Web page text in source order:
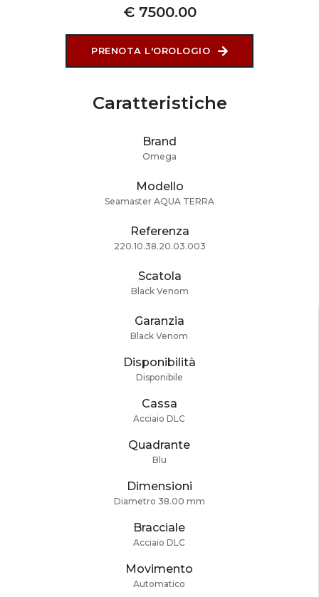
€ 7500.00
PRENOTA L'OROLOGIO
Caratteristiche
Brand
Omega
Modello
Seamaster AQUA TERRA
Referenza
220.10.38.20.03.003
Scatola
Black Venom
Garanzia
Black Venom
Disponibilità
Disponibile
Cassa
Acciaio DLC
Quadrante
Blu
Dimensioni
Diametro 38.00 mm
Bracciale
Acciaio DLC
Movimento
Automatico